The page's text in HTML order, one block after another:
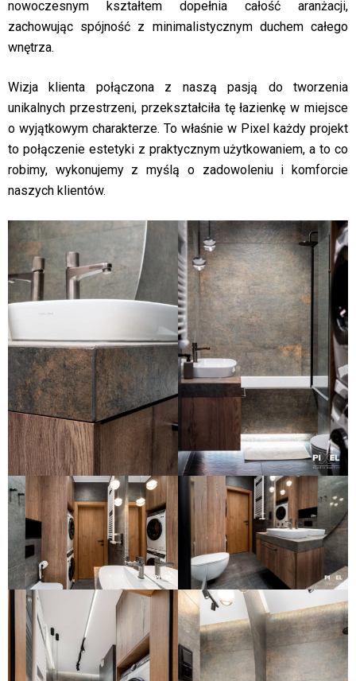
nowoczesnym kształtem dopełnia całość aranżacji,
zachowując spójność z minimalistycznym duchem całego
wnętrza.
Wizja klienta połączona z naszą pasją do tworzenia
unikalnych przestrzeni, przekształciła tę łazienkę w miejsce
o wyjątkowym charakterze. To właśnie w Pixel każdy projekt
to połączenie estetyki z praktycznym użytkowaniem, a to co
robimy, wykonujemy z myślą o zadowoleniu i komforcie
naszych klientów.